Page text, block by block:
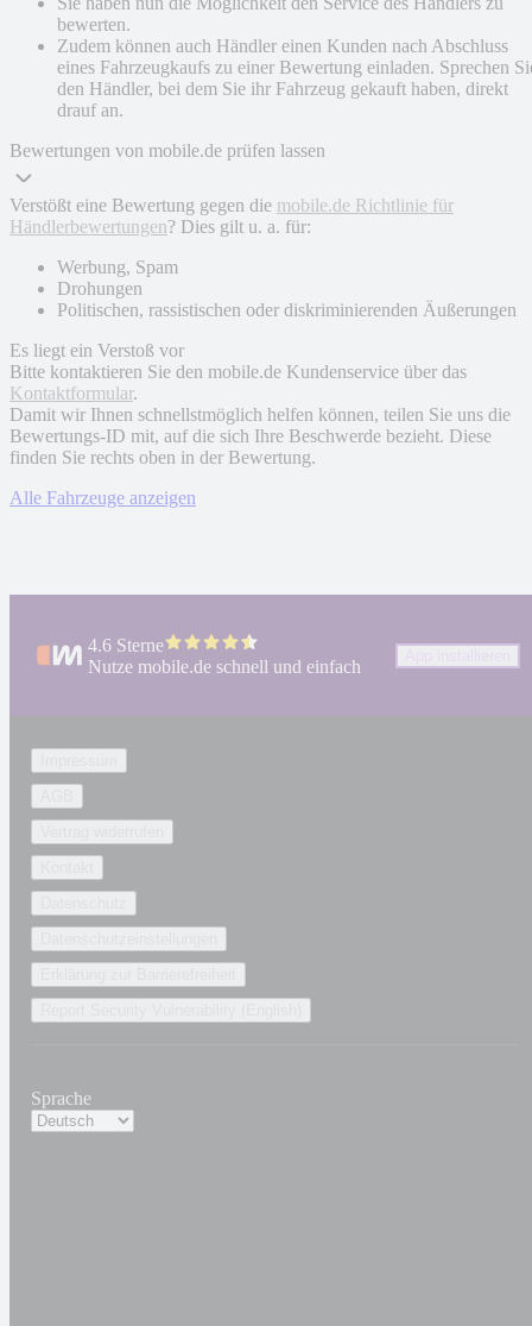
bewerten.
Zudem können auch Händler einen Kunden nach Abschluss
eines Fahrzeugkaufs zu einer Bewertung einladen. Sprechen
den Händler, bei dem Sie ihr Fahrzeug gekauft haben, direkt
drauf an.
Bewertungen von mobile.de prüfen lassen
Verstößt eine Bewertung gegen die mobile.de Richtlinie für
Händlerbewertungen? Dies gilt u. a. für:
Werbung, Spam
Drohungen
Politischen, rassistischen oder diskriminierenden Äußerungen
Es liegt ein Verstoß vor
Bitte kontaktieren Sie den mobile.de Kundenservice über das
Kontaktformular.
Damit wir Ihnen schnellstmöglich helfen können, teilen Sie uns die
Bewertungs-ID mit, auf die sich Ihre Beschwerde bezieht. Diese
finden Sie rechts oben in der Bewertung.
Alle Fahrzeuge anzeigen
4.6 Sterne
Nutze mobile.de schnell und einfach
Sprache